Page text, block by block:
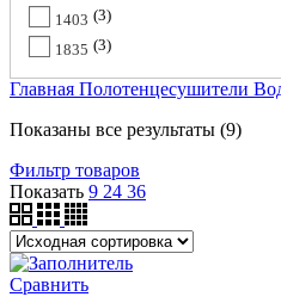
1403 3
1835 3
Главная Полотенцесушители
Показаны все результаты (9)
Фильтр товаров
Показать 9 24 36
Сравнить